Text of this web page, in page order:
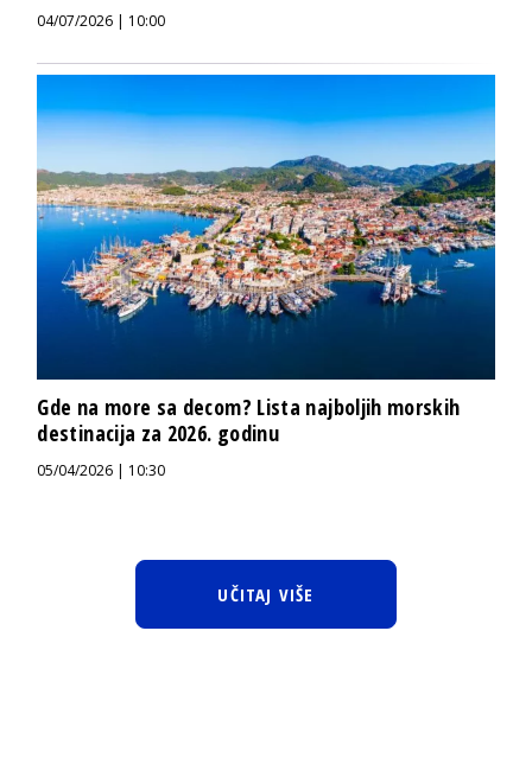
04/07/2026 | 10:00
Gde na more sa decom? Lista najboljih morskih
destinacija za 2026. godinu
05/04/2026 | 10:30
UČITAJ VIŠE